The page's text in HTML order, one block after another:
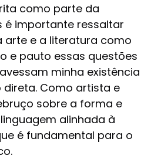
como parte da
é importante ressaltar
arte e a literatura como
e pauto essas questões
minha existência
Como artista e
sobre a forma e
alinhada à
é fundamental para o